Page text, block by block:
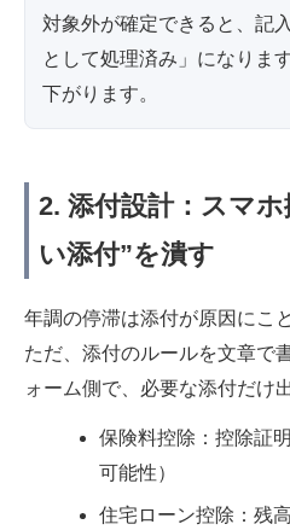
対象外が確定できると、記
として処理済み」になりま
下がります。
2. 添付設計：スマ
い添付”を潰す
年調の停滞は添付が原因にこ
ただ、添付のルールを文章で
ォーム側で、必要な添付だけ
保険料控除：控除証
可能性）
住宅ローン控除：残